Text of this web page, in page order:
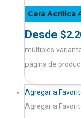
Cera Acrílica
Desde $
múltiples
página de
Agregar a
Agregar a